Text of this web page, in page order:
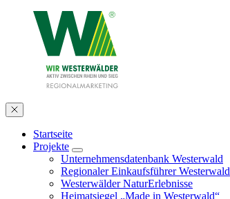
Startseite
Projekte
Unternehmensdatenbank Westerwald
Regionaler Einkaufsführer Westerwald
Westerwälder NaturErlebnisse
Heimatsiegel „Made in Westerwald“